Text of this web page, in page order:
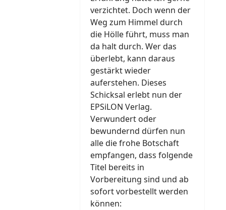
verzichtet. Doch wenn der
Weg zum Himmel durch
die Hölle führt, muss man
da halt durch. Wer das
überlebt, kann daraus
gestärkt wieder
auferstehen. Dieses
Schicksal erlebt nun der
EPSiLON Verlag.
Verwundert oder
bewundernd dürfen nun
alle die frohe Botschaft
empfangen, dass folgende
Titel bereits in
Vorbereitung sind und ab
sofort vorbestellt werden
können: